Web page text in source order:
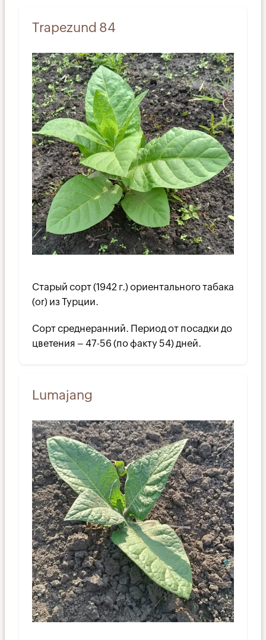
Trapezund 84
Старый сорт (1942 г.) ориентального табака
(or) из Турции.
Сорт среднеранний. Период от посадки до
цветения – 47-56 (по факту 54) дней.
Lumajang